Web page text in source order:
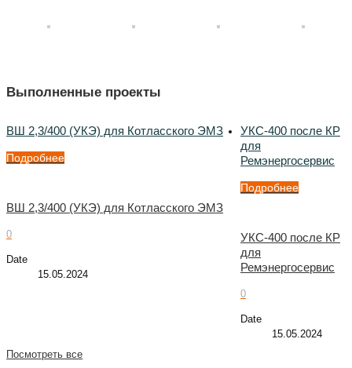
Выполненные проекты
ВШ 2,3/400 (УКЭ) для Котласского ЭМЗ
Подробнее
ВШ 2,3/400 (УКЭ) для Котласского ЭМЗ
0
Date
15.05.2024
УКС-400 после КР
для
Ремэнергосервис
Подробнее
УКС-400 после КР
для
Ремэнергосервис
0
Date
15.05.2024
Посмотреть все